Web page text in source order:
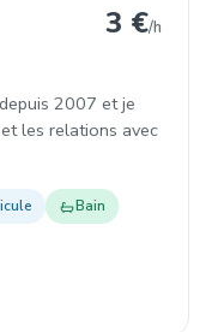
3 €/h
2007 et je
les relations avec
Bain